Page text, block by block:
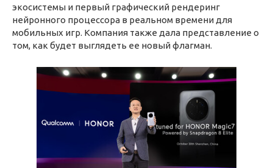
экосистемы и первый графический рендеринг
нейронного процессора в реальном времени для
мобильных игр. Компания также дала представление о
том, как будет выглядеть ее новый флагман.